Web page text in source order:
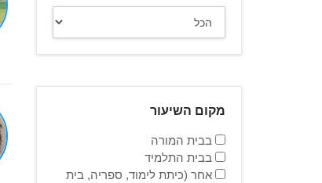
מקום השיעור
בבית המורה
בבית התלמיד
אחר (כיתת לימוד, ספריה, בית